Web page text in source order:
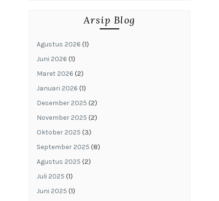
Arsip Blog
Agustus 2026 (1)
Juni 2026 (1)
Maret 2026 (2)
Januari 2026 (1)
Desember 2025 (2)
November 2025 (2)
Oktober 2025 (3)
September 2025 (8)
Agustus 2025 (2)
Juli 2025 (1)
Juni 2025 (1)